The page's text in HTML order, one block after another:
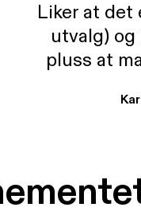
Liker at det
utvalg) og
pluss at